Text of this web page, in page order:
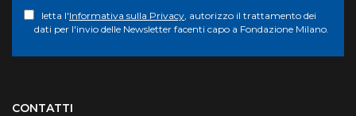
letta l'Informativa sulla Privacy, autorizzo il trattamento dei
dati per l'invio delle Newsletter facenti capo a Fondazione Milano.
CONTATTI